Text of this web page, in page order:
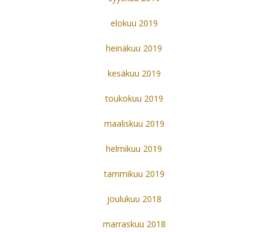
elokuu 2019
heinäkuu 2019
kesäkuu 2019
toukokuu 2019
maaliskuu 2019
helmikuu 2019
tammikuu 2019
joulukuu 2018
marraskuu 2018